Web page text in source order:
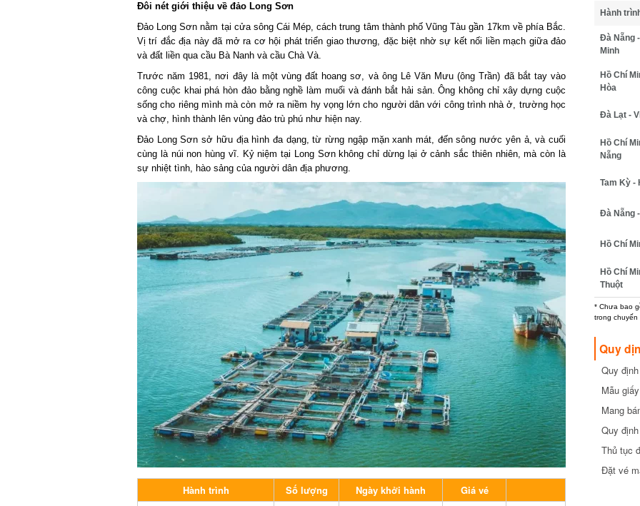
Đôi nét giới thiệu về đảo Long Sơn
Đảo Long Sơn nằm tại cửa sông Cái Mép, cách trung tâm thành phố Vũng Tàu gần 17km về phía Bắc.
Vị trí đắc địa này đã mở ra cơ hội phát triển giao thương, đặc biệt nhờ sự kết nối liền mạch giữa đảo
và đất liền qua cầu Bà Nanh và cầu Chà Và.
Trước năm 1981, nơi đây là một vùng đất hoang sơ, và ông Lê Văn Mưu (ông Trần) đã bắt tay vào
công cuộc khai phá hòn đảo bằng nghề làm muối và đánh bắt hải sản. Ông không chỉ xây dựng cuộc
sống cho riêng mình mà còn mở ra niềm hy vọng lớn cho người dân với công trình nhà ở, trường học
và chợ, hình thành lên vùng đảo trù phú như hiện nay.
Đảo Long Sơn sở hữu địa hình đa dạng, từ rừng ngập mặn xanh mát, đến sông nước yên ả, và cuối
cùng là núi non hùng vĩ. Kỷ niệm tại Long Sơn không chỉ dừng lại ở cảnh sắc thiên nhiên, mà còn là
sự nhiệt tình, hào sảng của người dân địa phương.
Hành trình Số lượng Ngày khởi hành
Giá vé
Hành trình*
Đà Nẵng -
Minh
Hồ Chí
Hòa
Đà Lạt -
Hồ Chí
Nẵng
Tam Kỳ -
Đà Nẵng -
Hồ Chí
Hồ Chí
Thuột
* Chưa bao
trong chuyến
Quy
Quy
cần biết
Mẫu
Mang
Quy
Thủ tục
Đặt vé